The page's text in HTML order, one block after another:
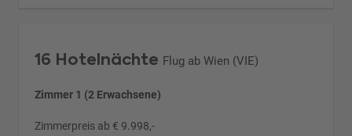
16 Hotelnächte Flug ab Wien (VIE)
Zimmer 1 (2 Erwachsene)
Zimmerpreis ab € 9.998,-